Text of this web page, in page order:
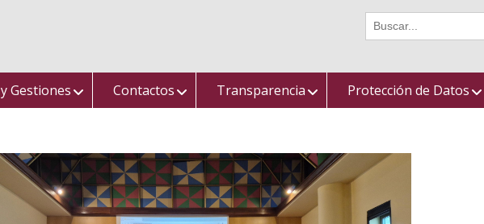
Buscar:
Gestiones Contactos Transparencia Protección de Datos